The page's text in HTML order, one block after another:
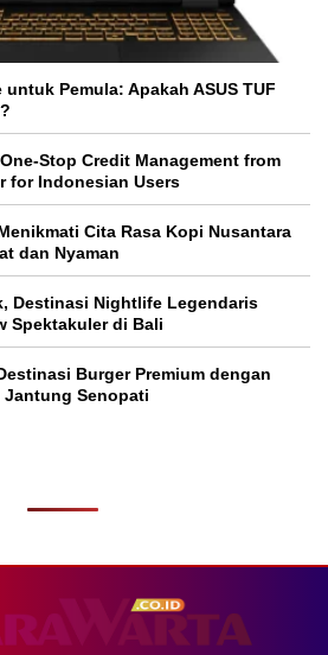
Pemula: Apakah ASUS TUF
Stop Credit Management from
for Indonesian Users
Cita Rasa Kopi Nusantara
dan Nyaman
Destinasi Nightlife Legendaris
Spektakuler di Bali
Burger Premium dengan
Jantung Senopati